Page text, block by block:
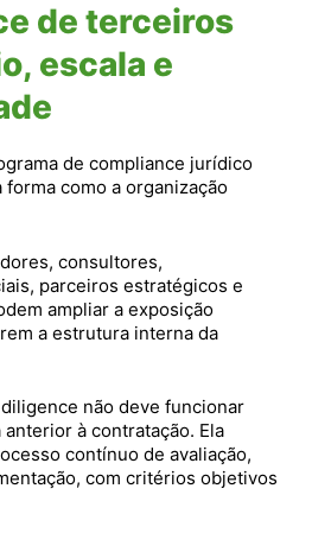
de terceiros
escala e
de compliance jurídico
como a organização
consultores,
parceiros estratégicos e
ampliar a exposição
a estrutura interna da
não deve funcionar
à contratação. Ela
contínuo de avaliação,
com critérios objetivos